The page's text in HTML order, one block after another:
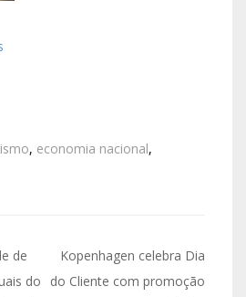
, economia nacional,
de
do
Kopenhagen celebra Dia
do Cliente com promoção